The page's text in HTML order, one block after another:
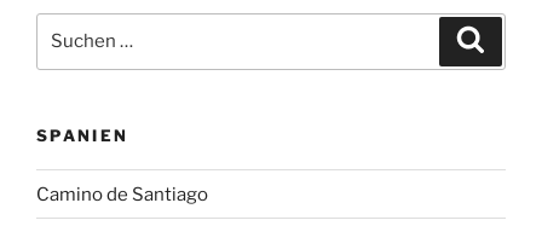
nach:
SPANIEN
Camino de Santiago